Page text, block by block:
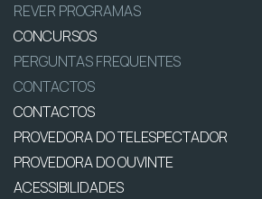
REVER PROGRAMAS
CONCURSOS
PERGUNTAS FREQUENTES
CONTACTOS
CONTACTOS
PROVEDORA DO TELESPECTADOR
PROVEDORA DO OUVINTE
ACESSIBILIDADES